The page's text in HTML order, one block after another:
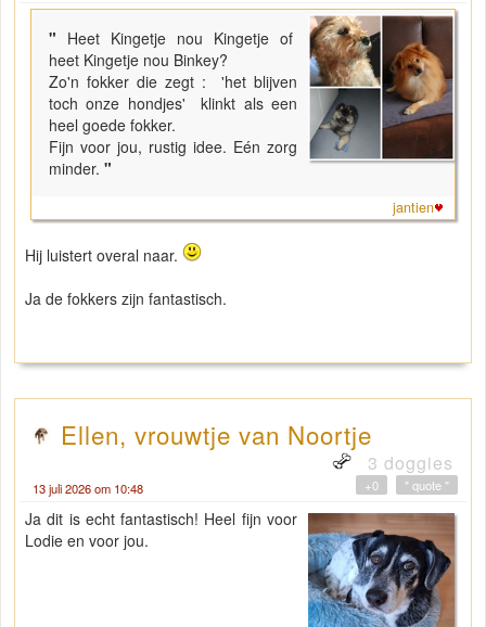
" Heet Kingetje nou Kingetje of
heet Kingetje nou Binkey?
Zo'n fokker die zegt : 'het blijven
toch onze hondjes' klinkt als een
heel goede fokker.
Fijn voor jou, rustig idee. Eén zorg
minder. "
jantien
Hij luistert overal naar.
Ja de fokkers zijn fantastisch.
Ellen, vrouwtje van Noortje
3 doggies
13 juli 2026 om 10:48 " quote "
+0
Ja dit is echt fantastisch! Heel fijn voor
Lodie en voor jou.